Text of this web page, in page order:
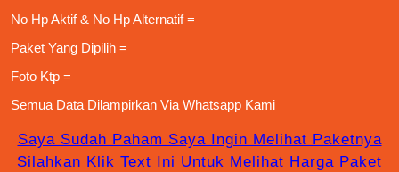
No Hp Aktif & No Hp Alternatif =
Paket Yang Dipilih =
Foto Ktp =
Semua Data Dilampirkan Via Whatsapp Kami
Saya Sudah Paham Saya Ingin Melihat Paketnya
Silahkan Klik Text Ini Untuk Melihat Harga Paket